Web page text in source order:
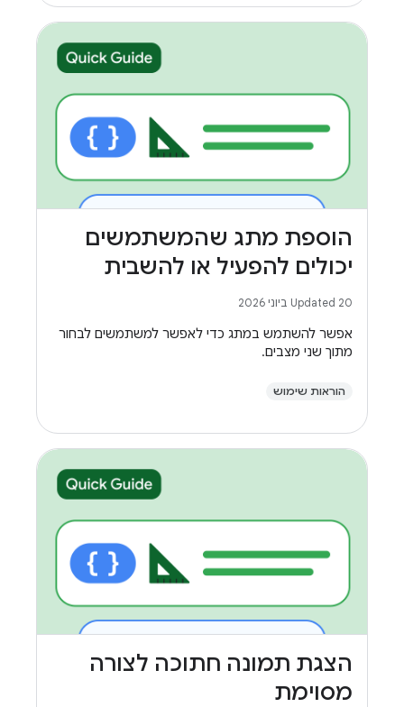
הוספת מתג שהמשתמשים
יכולים להפעיל או להשבית
Updated 20 ביוני 2026
אפשר להשתמש במתג כדי לאפשר למשתמשים לבחור
מתוך שני מצבים.
הוראות שימוש
הצגת תמונה חתוכה לצורה
מסוימת